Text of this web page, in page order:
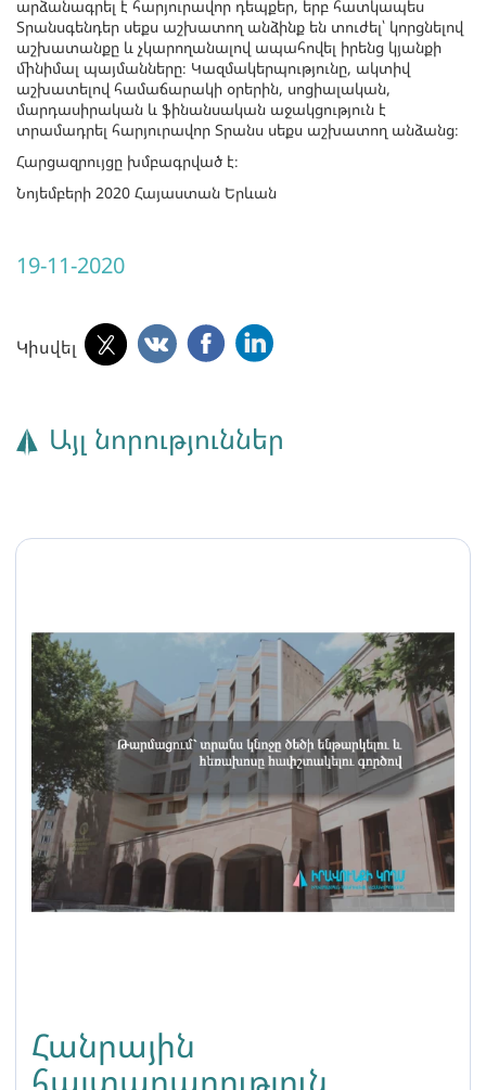
արձանագրել է հարյուրավոր դեպքեր, երբ հատկապես
Տրանսգենդեր սեքս աշխատող անձինք են տուժել՝ կորցնելով
աշխատանքը և չկարողանալով ապահովել իրենց կյանքի
մինիմալ պայմանները։ Կազմակերպությունը, ակտիվ
աշխատելով համաճարակի օրերին, սոցիալական,
մարդասիրական և ֆինանսական աջակցություն է
տրամադրել հարյուրավոր Տրանս սեքս աշխատող անձանց։
Հարցազրույցը խմբագրված է։
Նոյեմբերի 2020 Հայաստան Երևան
19-11-2020
Կիսվել
Այլ նորություններ
Հանրային
հայտարարություն